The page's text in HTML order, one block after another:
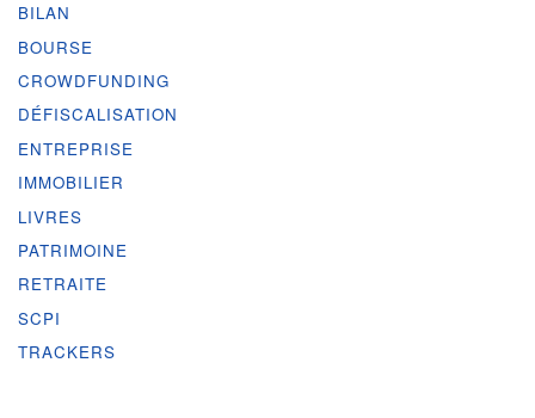
BILAN
BOURSE
CROWDFUNDING
DÉFISCALISATION
ENTREPRISE
IMMOBILIER
LIVRES
PATRIMOINE
RETRAITE
SCPI
TRACKERS